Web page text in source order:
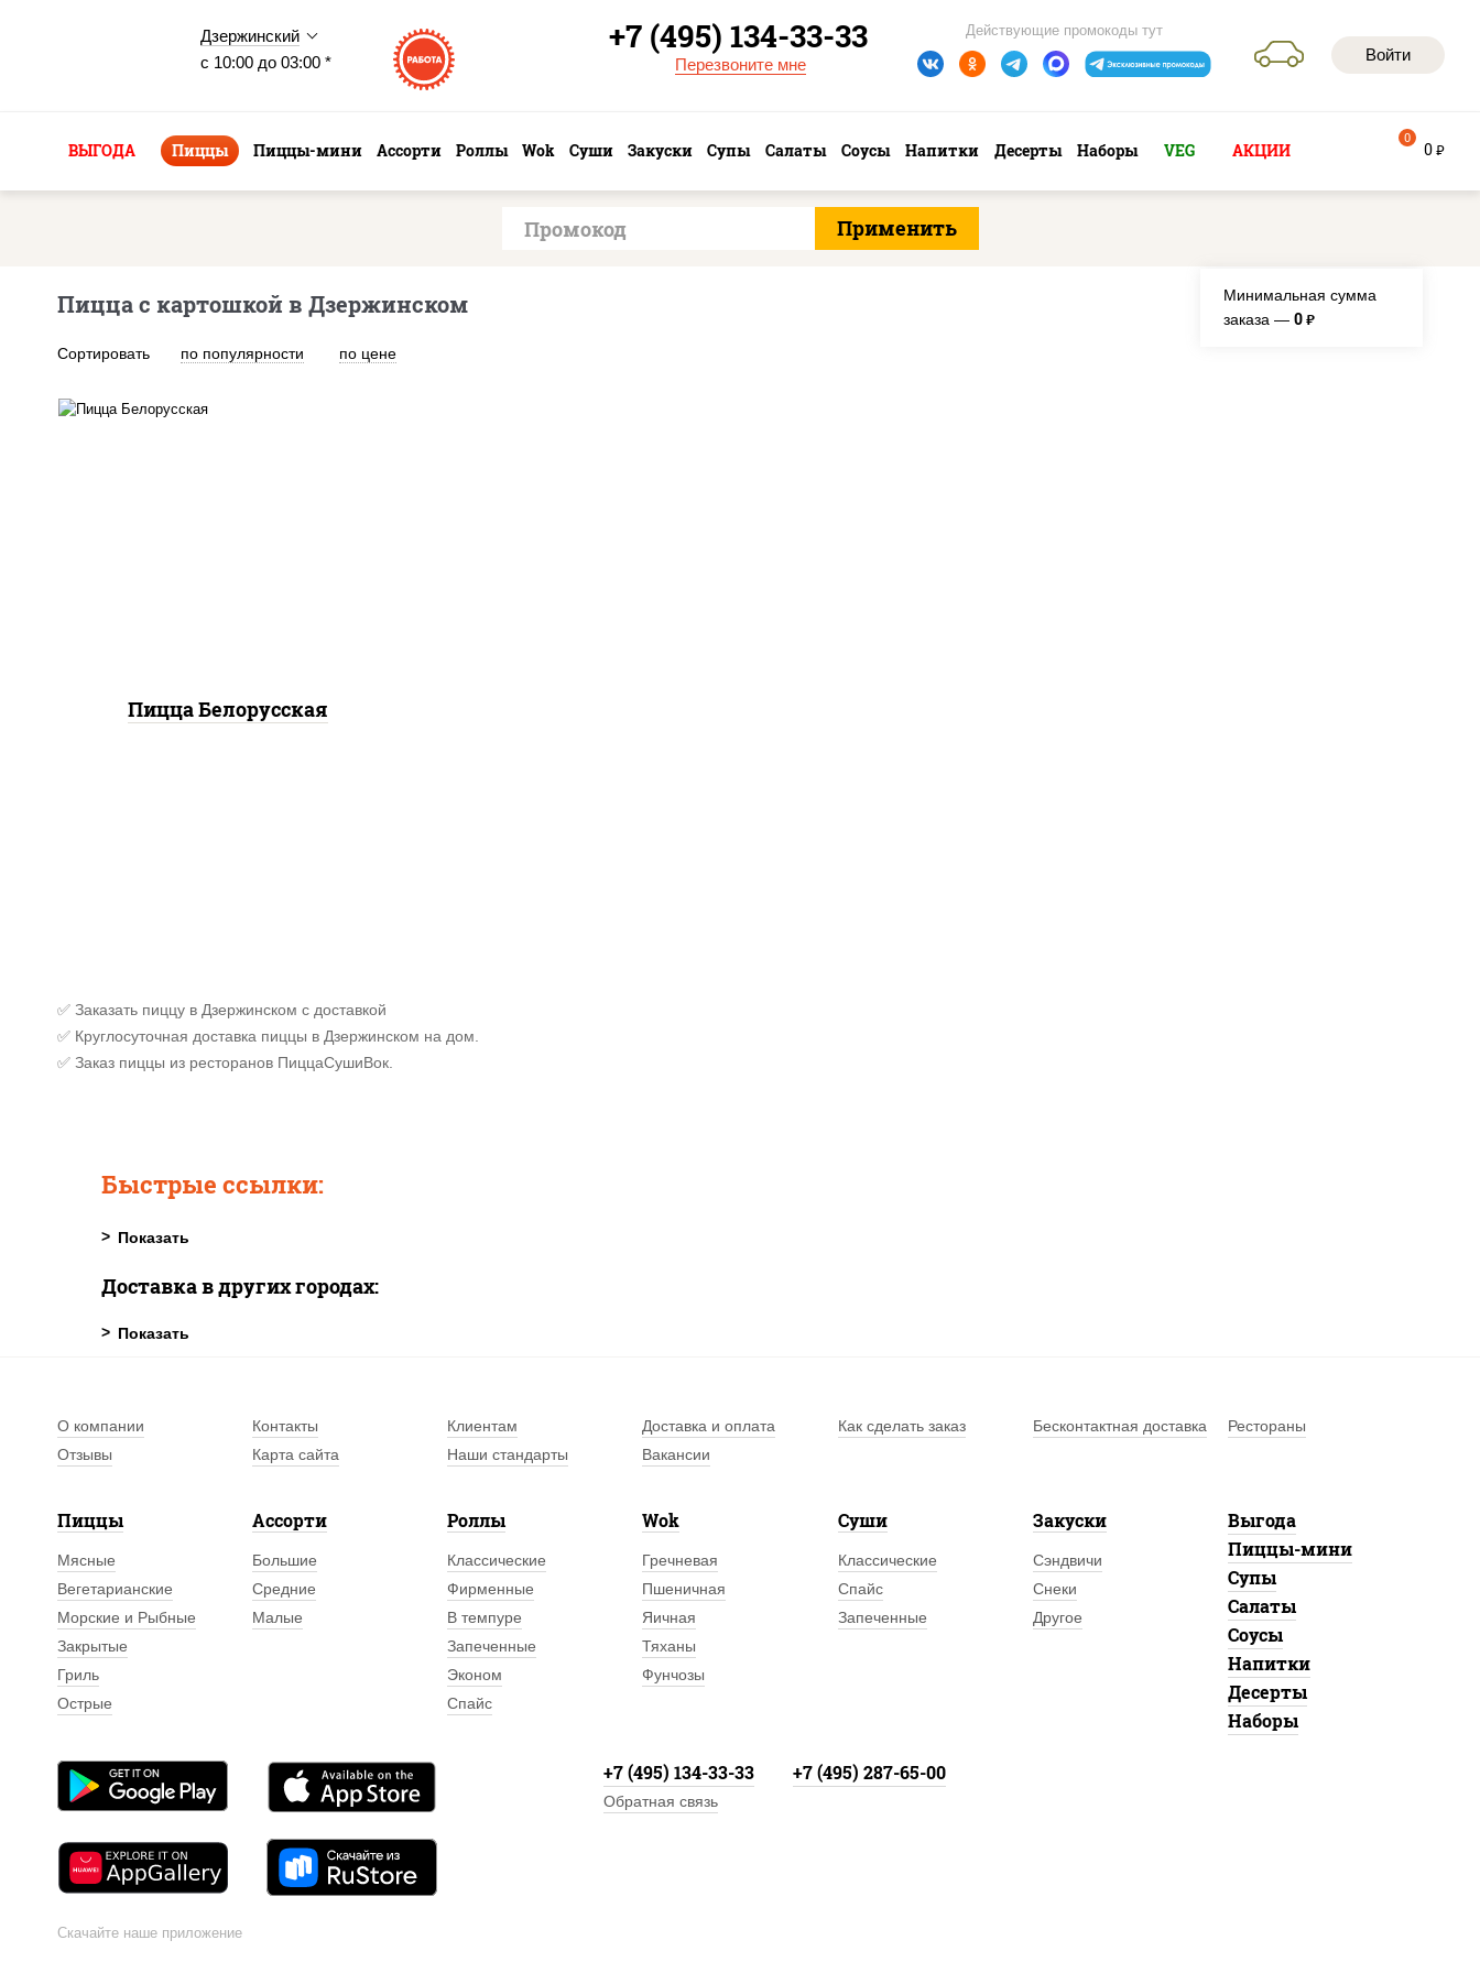
Дзержинский
с 10:00 до 03:00 *
Войти
Действующие промокоды тут
+7 (495) 134-33-33
Перезвоните мне
ВЫГОДА Пиццы Пиццы-мини Ассорти Роллы Wok Суши Закуски Супы Салаты Соусы Напитки Десерты Наборы VEG АКЦИИ 0 руб
0
Пицца с картошкой в Дзержинском
Сортировать по популярности по цене
Минимальная сумма
заказа — 0 руб.
Пицца Белорусская
✅ Заказать пиццу в Дзержинском с доставкой
✅ Круглосуточная доставка пиццы в Дзержинском на дом.
✅ Заказ пиццы из ресторанов ПиццаСушиВок.
Быстрые ссылки:
Доставка в других городах:
О компании Контакты Клиентам Доставка и оплата Как сделать заказ Бесконтактная доставка
Рестораны
Отзывы
Карта сайта Наши стандарты Вакансии
Пиццы
Мясные
Вегетарианские
Морские и Рыбные
Закрытые
Гриль
Острые
Ассорти
Большие
Средние
Малые
Роллы
Классические
Фирменные
В темпуре
Запеченные
Эконом
Спайс
Wok
Гречневая
Пшеничная
Яичная
Тяханы
Фунчозы
Суши
Классические
Спайс
Запеченные
Закуски
Сэндвичи
Снеки
Другое
Выгода
Пиццы-мини
Супы
Салаты
Соусы
Напитки
Десерты
Наборы
Скачайте наше приложение
+7 (495) 134-33-33 +7 (495) 287-65-00
Обратная связь